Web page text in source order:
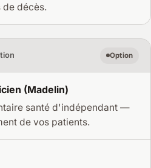
de décès.
Option
(Madelin)
santé d'indépendant —
de vos patients.